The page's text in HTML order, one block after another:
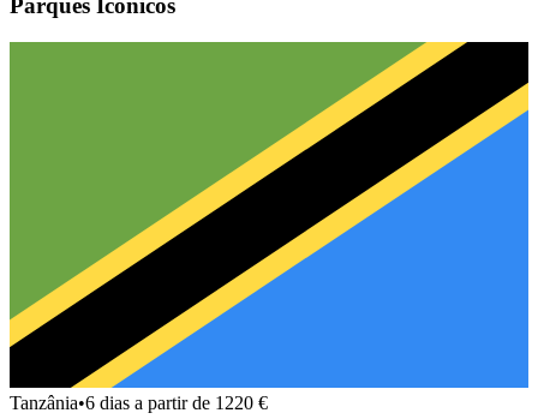
Parques Icónicos
Tanzânia•6 dias a partir de 1220 €